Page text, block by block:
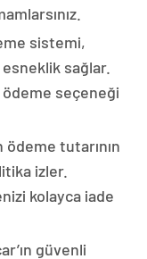
sistemi,
sağlar.
ödeme seçeneği
ödeme tutarının
izler.
kolayca iade
güvenli